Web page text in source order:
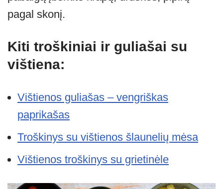
pagal skonį.
Kiti troškiniai ir guliašai su
vištiena:
Vištienos guliašas – vengriškas
paprikašas
Troškinys su vištienos šlaunelių mėsa
Vištienos troškinys su grietinėle